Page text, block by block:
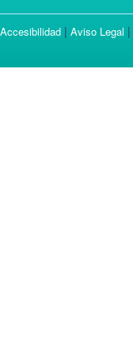
Accesibilidad | Aviso Legal |